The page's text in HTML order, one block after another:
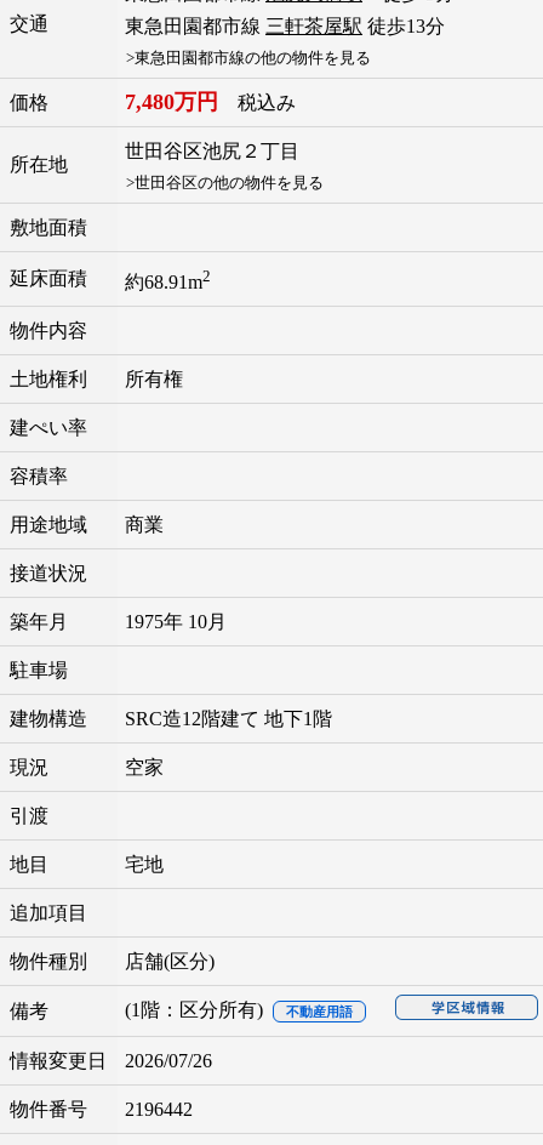
交通
東急田園都市線 三軒茶屋駅 徒歩13分
>東急田園都市線の他の物件を見る
価格 7,480万円 税込み
所在地
世田谷区池尻 ２丁目
>世田谷区の他の物件を見る
敷地面積
延床面積 約68.91m2
物件内容
土地権利 所有権
建ぺい率
容積率
用途地域 商業
接道状況
築年月 1975年 10月
駐車場
建物構造 SRC造12階建て 地下1階
現況 空家
引渡
地目 宅地
追加項目
物件種別 店舗(区分)
備考 (1階：区分所有) 不動産用語
情報変更日 2026/07/26
物件番号 2196442